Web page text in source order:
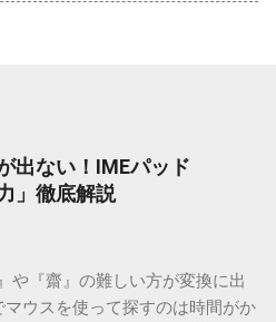
出ない！IMEパッド
」徹底解説
や『齋』の難しい方が変換に出
ウスを使って探すのは時間がか